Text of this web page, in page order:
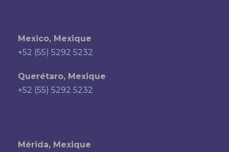
Mexico, Mexique
+52 (55) 5292 5232
Querétaro, Mexique
+52 (55) 5292 5232
Mérida, Mexique